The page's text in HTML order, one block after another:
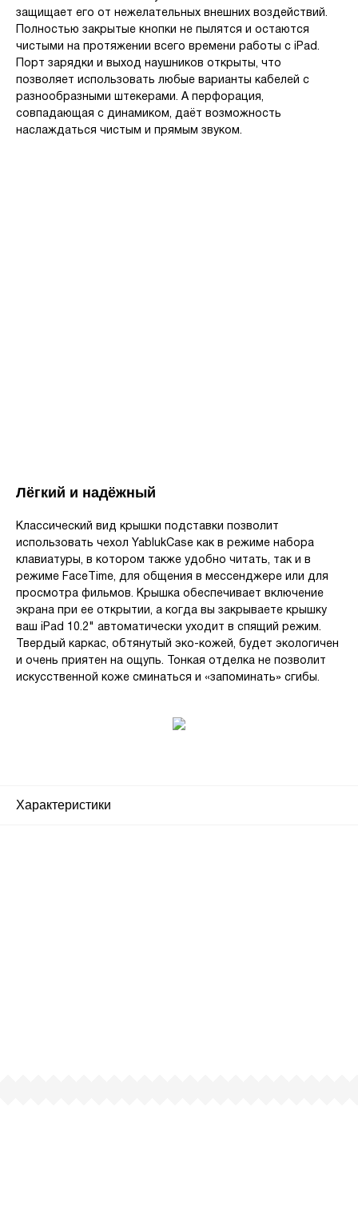
защищает его от нежелательных внешних воздействий.
Полностью закрытые кнопки не пылятся и остаются
чистыми на протяжении всего времени работы с iPad.
Порт зарядки и выход наушников открыты, что
позволяет использовать любые варианты кабелей с
разнообразными штекерами. А перфорация,
совпадающая с динамиком, даёт возможность
наслаждаться чистым и прямым звуком.
Лёгкий и надёжный
Классический вид крышки подставки позволит
использовать чехол YablukCase как в режиме набора
клавиатуры, в котором также удобно читать, так и в
режиме FaceTime, для общения в мессенджере или для
просмотра фильмов. Крышка обеспечивает включение
экрана при ее открытии, а когда вы закрываете крышку
ваш iPad 10.2" автоматически уходит в спящий режим.
Твердый каркас, обтянутый эко-кожей, будет экологичен
и очень приятен на ощупь. Тонкая отделка не позволит
искусственной коже сминаться и «запоминать» сгибы.
Характеристики